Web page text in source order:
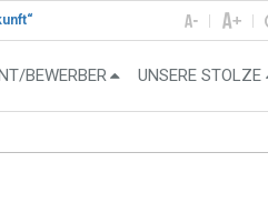
BEWERBER UNSERE STOLZE